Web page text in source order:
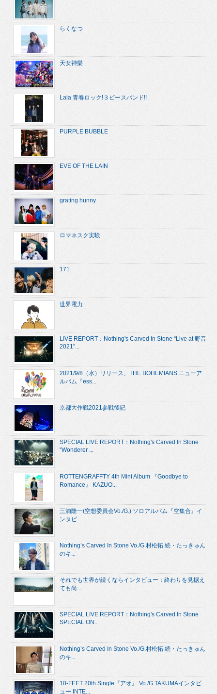
らくなつ
天女神樂
Lala 青春ロック!３ピースバンド!!
PURPLE BUBBLE
EVE OF THE LAIN
grating hunny
ロマネスク実験
171
世界電力
LIVE REPORT：Nothing's Carved In Stone “Live at 野音
2021”...
2021/9/8（水）リリース、THE BOHEMIANS ニューア
ルバム『ess...
京都大作戦2021参戦後記
SPECIAL LIVE REPORT：Nothing's Carved In Stone
“Wonderer ...
ROTTENGRAFFTY 4th Mini Album 『Goodbye to
Romance』 KAZUO...
三浦隆一(空想委員会Vo./G.) ソロアルバム『空集合』イ
ンタビ...
Nothing’s Carved In Stone Vo./G.村松拓 続・たっきゅん
のキ...
それでも世界が続くならインタビュー：終わりを見据え
ても尚...
SPECIAL LIVE REPORT：Nothing's Carved In Stone
SPECIAL ON...
Nothing’s Carved In Stone Vo./G.村松拓 続・たっきゅん
のキ...
10-FEET 20th Single『アオ』 Vo./G.TAKUMAインタビ
ュー INTE...